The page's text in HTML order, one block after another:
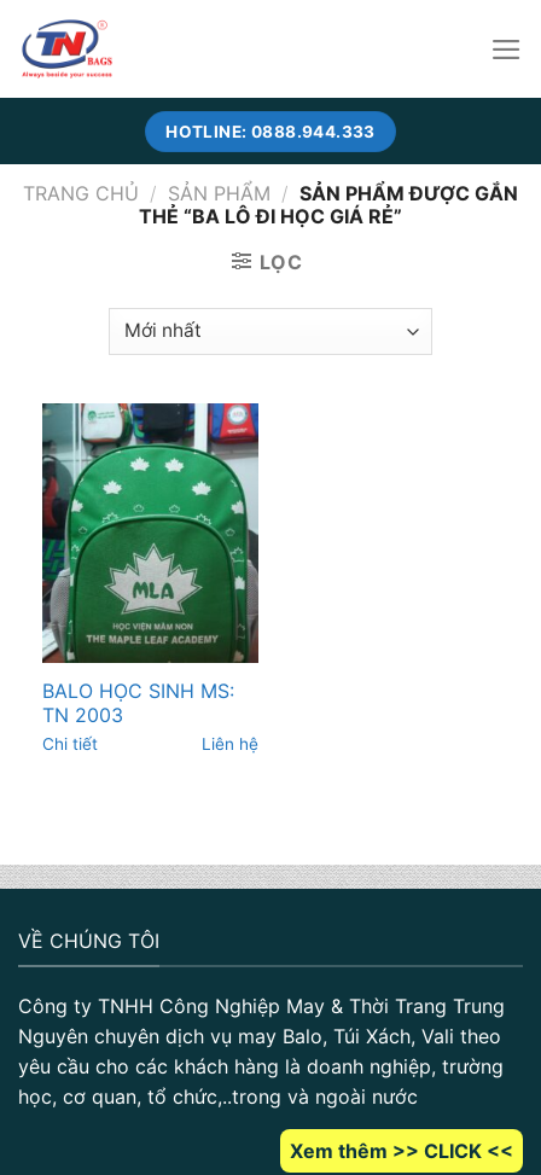
content
HOTLINE: 0888.944.333
TRANG CHỦ / SẢN PHẨM / SẢN PHẨM ĐƯỢC GẮN
THẺ “BA LÔ ĐI HỌC GIÁ RẺ”
LỌC
BALO HỌC SINH MS:
TN 2003
Chi tiết Liên hệ
VỀ CHÚNG TÔI
Công ty TNHH Công Nghiệp May & Thời Trang Trung
Nguyên chuyên dịch vụ may Balo, Túi Xách, Vali theo
yêu cầu cho các khách hàng là doanh nghiệp, trường
học, cơ quan, tổ chức,..trong và ngoài nước
Xem thêm >> CLICK <<